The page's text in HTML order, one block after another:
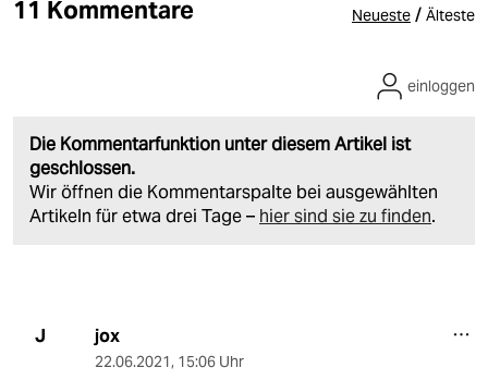
11 Kommentare Neueste / Älteste
Die Kommentarfunktion unter diesem Artikel ist
geschlossen.
Wir öffnen die Kommentarspalte bei ausgewählten
Artikeln für etwa drei Tage – hier sind sie zu finden.
einloggen
J jox
22.06.2021, 15:06 Uhr